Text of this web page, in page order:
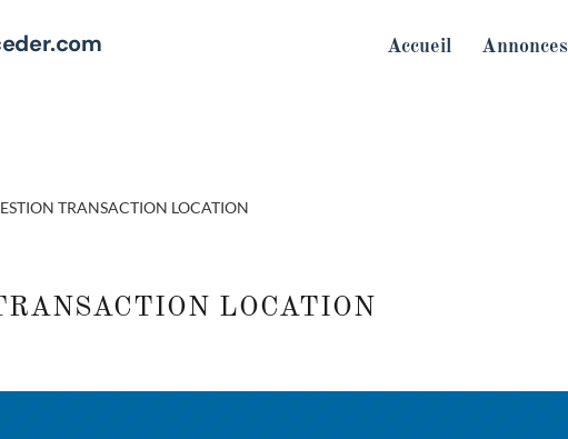
Accueil Annonces
TRANSACTION LOCATION
LOCATION